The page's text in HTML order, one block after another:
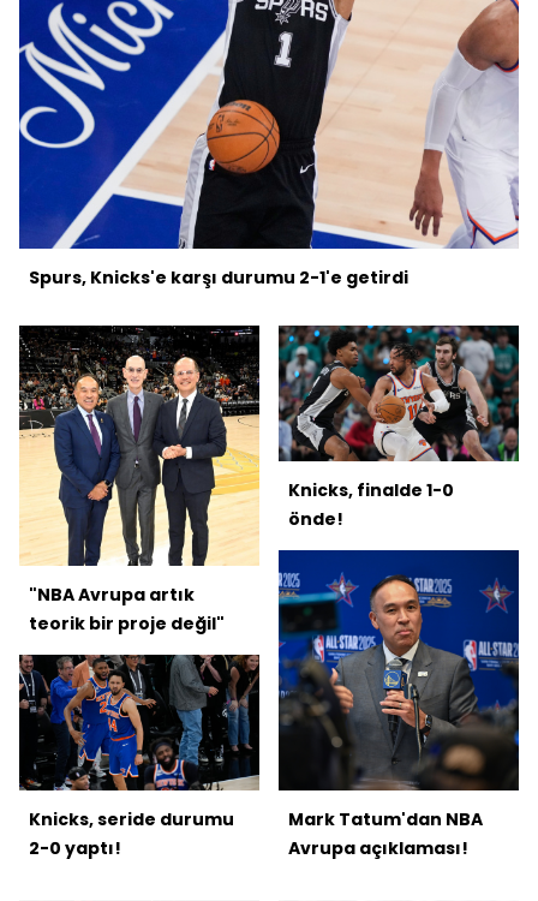
Spurs, Knicks'e karşı durumu 2-1'e getirdi
"NBA Avrupa artık
teorik bir proje değil"
Knicks, seride durumu
2-0 yaptı!
Knicks, finalde 1-0
önde!
Mark Tatum'dan NBA
Avrupa açıklaması!